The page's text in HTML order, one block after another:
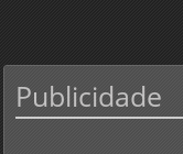
Publicidade